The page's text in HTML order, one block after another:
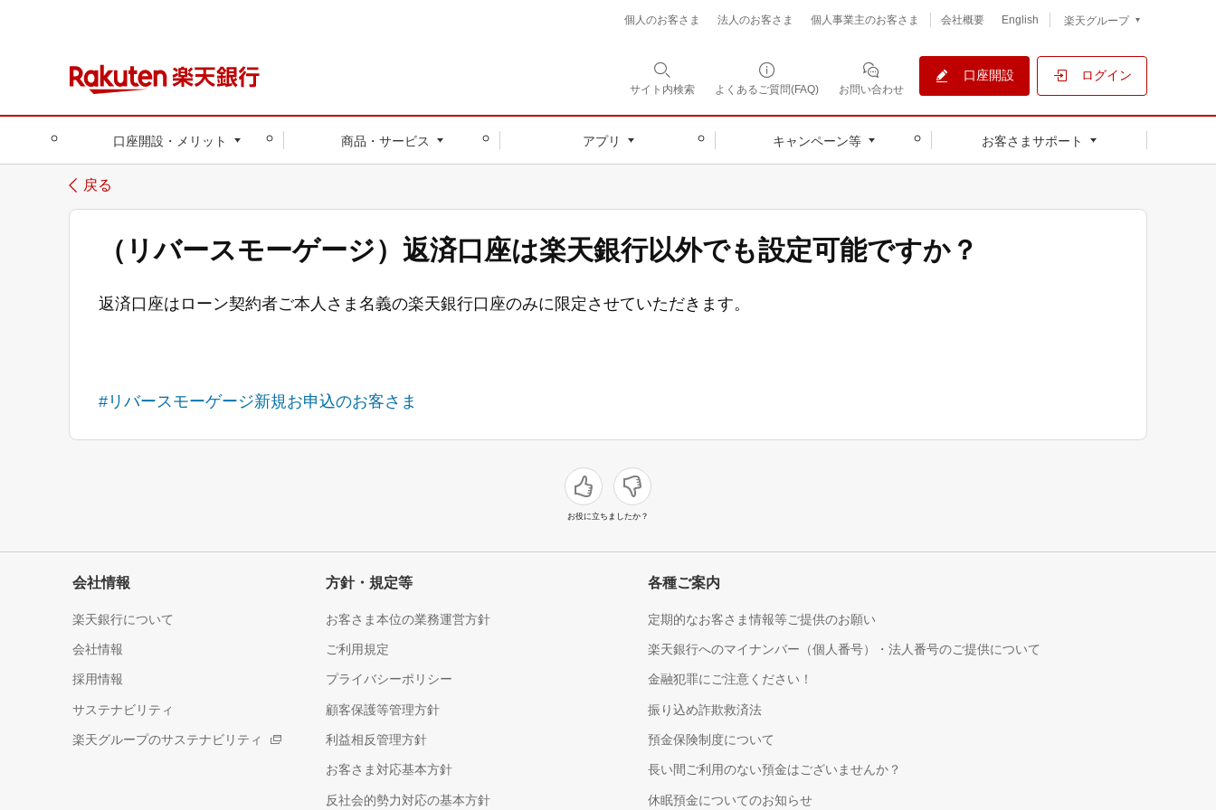
個人のお客さま 法人のお客さま 個人事業主のお客さま 会社概要 English 楽天グループ
サイト内検索 よくあるご質問(FAQ) お問い合わせ
口座開設 ログイン
口座開設・メリット 商品・サービス アプリ キャンペーン等 お客さまサポート
戻る
（リバースモーゲージ）返済口座は楽天銀行以外でも設定可能ですか？
返済口座はローン契約者ご本人さま名義の楽天銀行口座のみに限定させていただきます。
#リバースモーゲージ新規お申込のお客さま
お役に立ちましたか？
会社情報
楽天銀行について
会社情報
採用情報
サステナビリティ
楽天グループのサステナビリティ
方針・規定等
お客さま本位の業務運営方針
ご利用規定
プライバシーポリシー
顧客保護等管理方針
利益相反管理方針
お客さま対応基本方針
反社会的勢力対応の基本方針
各種ご案内
定期的なお客さま情報等ご提供のお願い
楽天銀行へのマイナンバー（個人番号）・法人番号のご提供について
金融犯罪にご注意ください！
振り込め詐欺救済法
預金保険制度について
長い間ご利用のない預金はございませんか？
休眠預金についてのお知らせ